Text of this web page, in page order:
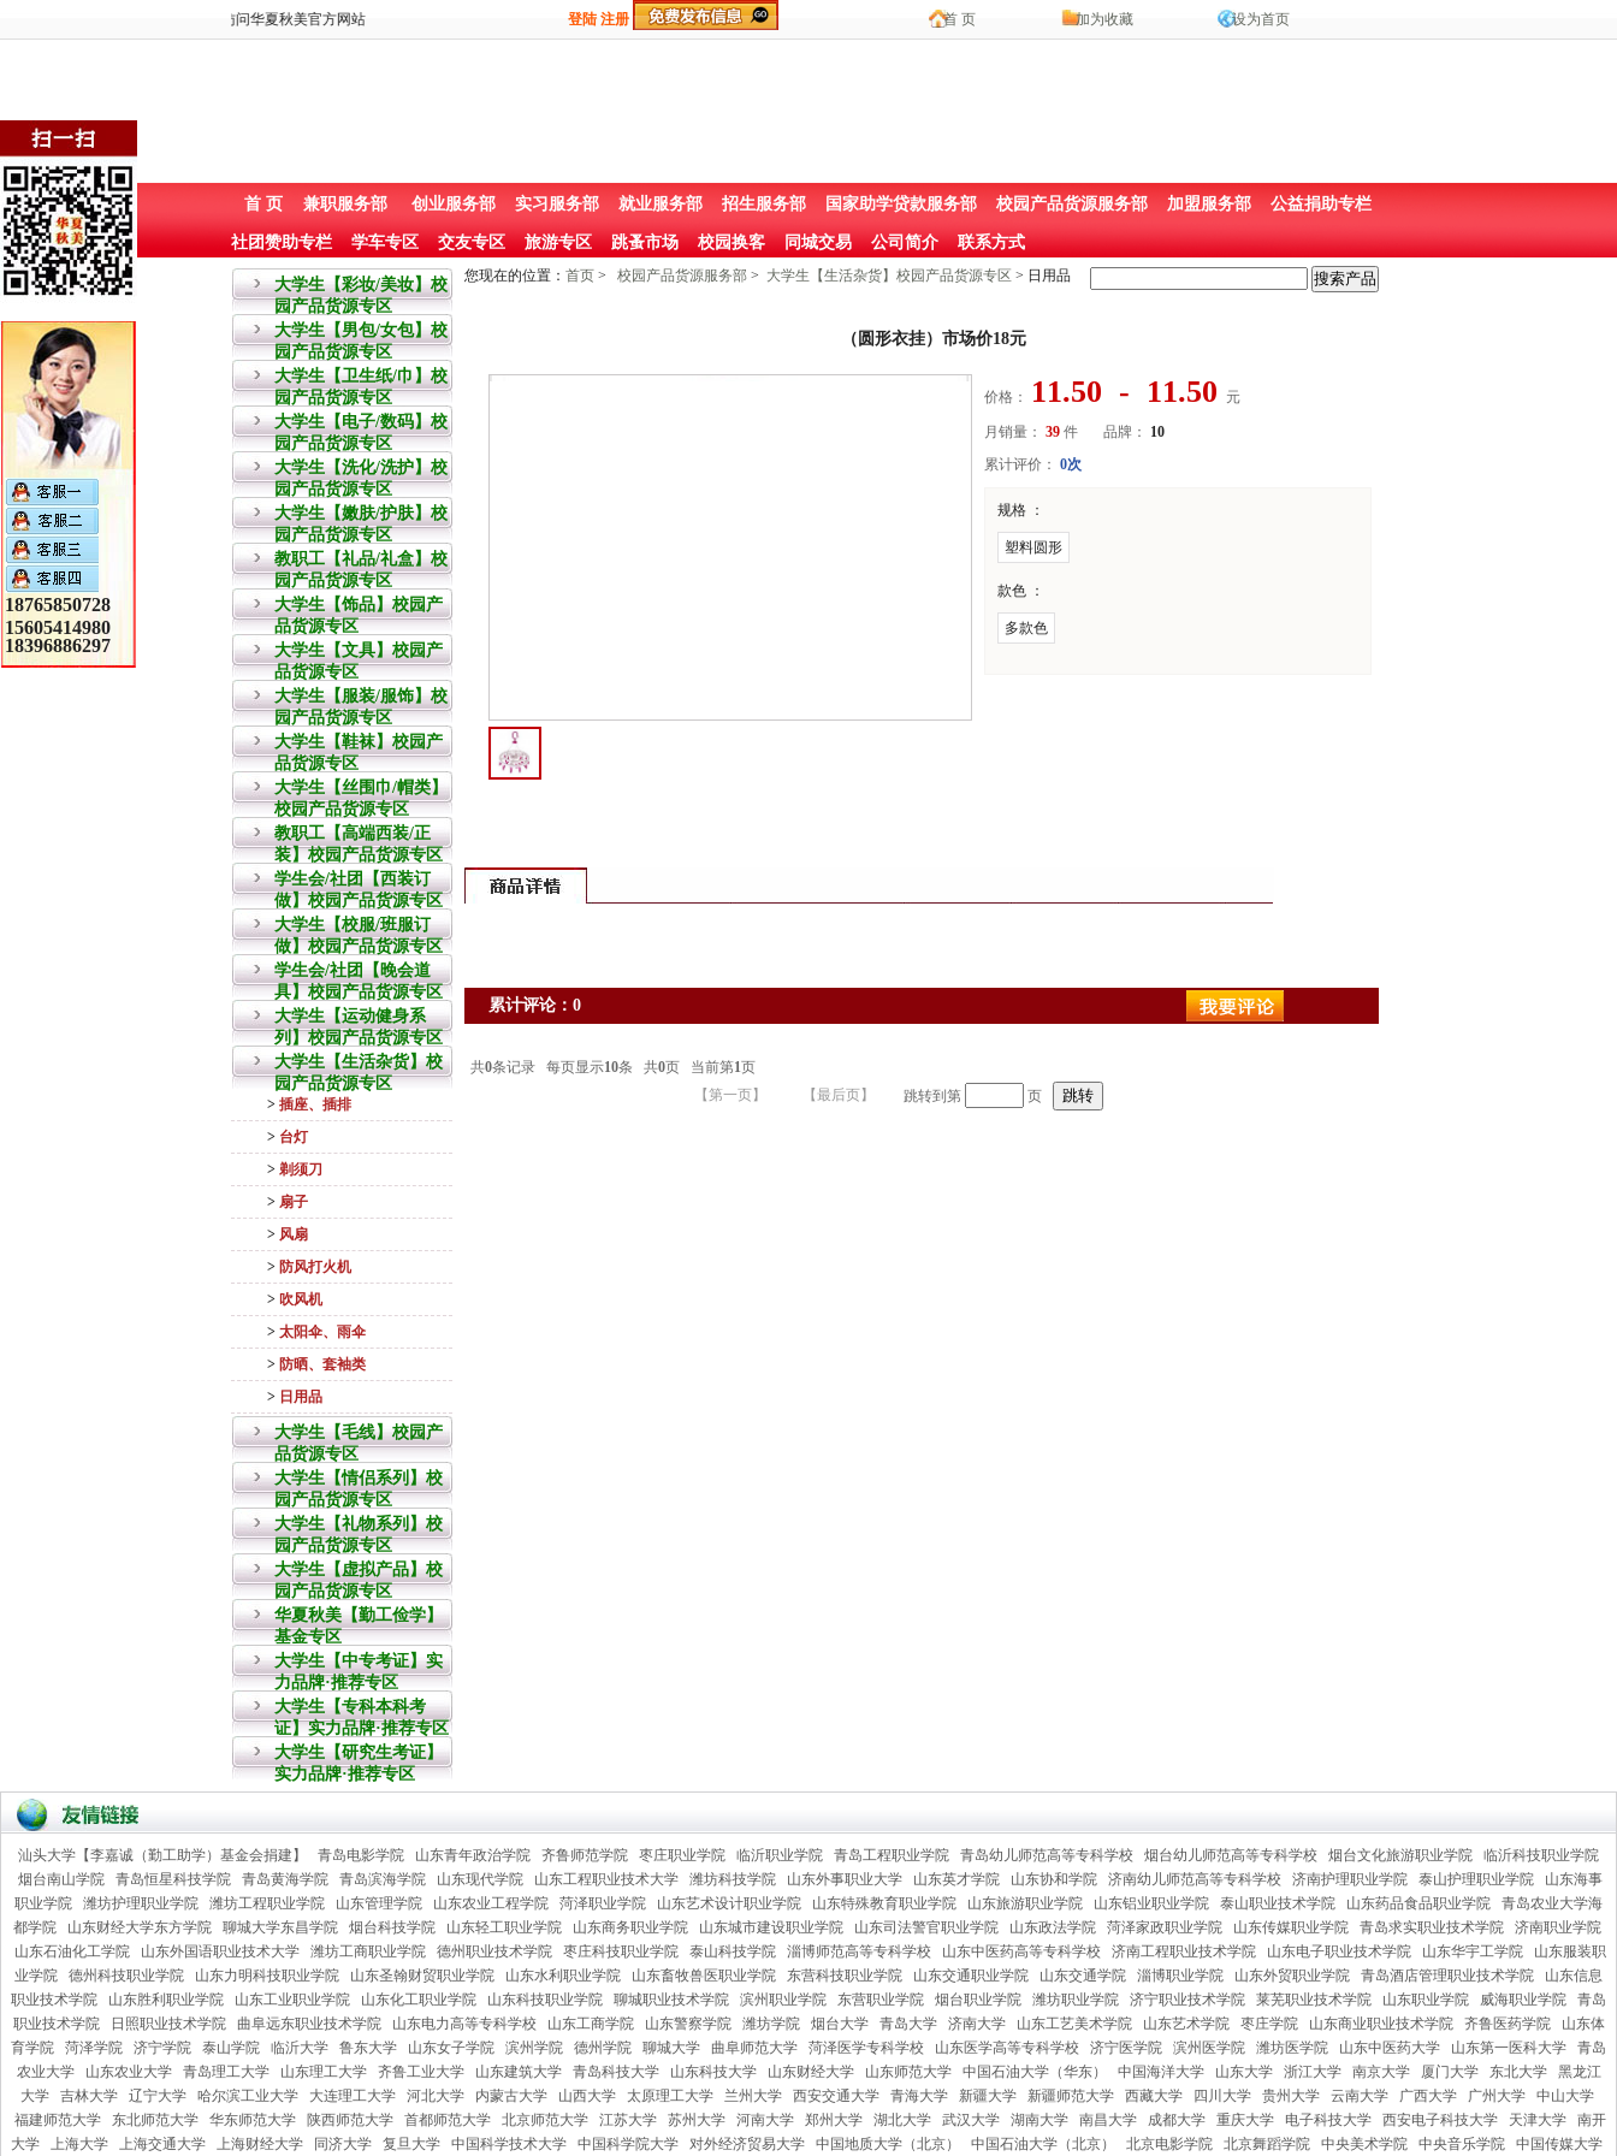
欢迎访问华夏秋美官方网站 登陆 注册 首 页 加为收藏 设为首页
首 页 兼职服务部 创业服务部 实习服务部 就业服务部 招生服务部 国家助学贷款服务部 校园产品货源服务部 加盟服务部 公益捐助专栏
社团赞助专栏 学车专区 交友专区 旅游专区 跳蚤市场 校园换客 同城交易 公司简介 联系方式
大学生【彩妆/美妆】校
园产品货源专区
大学生【男包/女包】校
园产品货源专区
大学生【卫生纸/巾】校
园产品货源专区
大学生【电子/数码】校
园产品货源专区
大学生【洗化/洗护】校
园产品货源专区
大学生【嫩肤/护肤】校
园产品货源专区
教职工【礼品/礼盒】校
园产品货源专区
大学生【饰品】校园产
品货源专区
大学生【文具】校园产
品货源专区
大学生【服装/服饰】校
园产品货源专区
大学生【鞋袜】校园产
品货源专区
大学生【丝围巾/帽类】
校园产品货源专区
教职工【高端西装/正
装】校园产品货源专区
学生会/社团【西装订
做】校园产品货源专区
大学生【校服/班服订
做】校园产品货源专区
学生会/社团【晚会道
具】校园产品货源专区
大学生【运动健身系
列】校园产品货源专区
大学生【生活杂货】校
园产品货源专区
> 插座、插排
> 台灯
> 剃须刀
> 扇子
> 风扇
> 防风打火机
> 吹风机
> 太阳伞、雨伞
> 防晒、套袖类
> 日用品
大学生【毛线】校园产
品货源专区
大学生【情侣系列】校
园产品货源专区
大学生【礼物系列】校
园产品货源专区
大学生【虚拟产品】校
园产品货源专区
华夏秋美【勤工俭学】
基金专区
大学生【中专考证】实
力品牌·推荐专区
大学生【专科本科考
证】实力品牌·推荐专区
大学生【研究生考证】
实力品牌·推荐专区
您现在的位置： 首页 > 校园产品货源服务部 > 大学生【生活杂货】校园产品货源专区 > 日用品
（圆形衣挂）市场价18元
价格： 11.50 - 11.50 元
月销量： 39 件 品牌：
10
累计评价： 0次
规格 ：
塑料圆形
款色 ：
多款色
累计评论：0
汕头大学【李嘉诚（勤工助学）基金会捐建】 青岛电影学院 山东青年政治学院 齐鲁师范学院 枣庄职业学院 临沂职业学院 青岛工程职业学院 青岛幼儿师范高等专科学校 烟台幼儿师范高等专科学校 烟台文化旅游职业学院
临沂科技职业学院
烟台南山学院
青岛恒星科技学院 青岛黄海学院 青岛滨海学院 山东现代学院 山东工程职业技术大学 潍坊科技学院 山东外事职业大学 山东英才学院 山东协和学院 济南幼儿师范高等专科学校 济南护理职业学院 泰山护理职业学院
山东海事
职业学院
潍坊护理职业学院 潍坊工程职业学院 山东管理学院 山东农业工程学院 菏泽职业学院 山东艺术设计职业学院 山东特殊教育职业学院 山东旅游职业学院 山东铝业职业学院 泰山职业技术学院 山东药品食品职业学院
青岛农业大学海
都学院
山东财经大学东方学院 聊城大学东昌学院 烟台科技学院 山东轻工职业学院 山东商务职业学院 山东城市建设职业学院 山东司法警官职业学院 山东政法学院 菏泽家政职业学院 山东传媒职业学院 青岛求实职业技术学院
济南职业学院
山东石油化工学院
山东外国语职业技术大学 潍坊工商职业学院 德州职业技术学院 枣庄科技职业学院 泰山科技学院 淄博师范高等专科学校 山东中医药高等专科学校 济南工程职业技术学院 山东电子职业技术学院 山东华宇工学院
山东服装职
业学院
德州科技职业学院 山东力明科技职业学院 山东圣翰财贸职业学院 山东水利职业学院 山东畜牧兽医职业学院 东营科技职业学院 山东交通职业学院 山东交通学院 淄博职业学院 山东外贸职业学院 青岛酒店管理职业技术学院
山东信息
职业技术学院
山东胜利职业学院 山东工业职业学院 山东化工职业学院 山东科技职业学院 聊城职业技术学院 滨州职业学院 东营职业学院 烟台职业学院 潍坊职业学院 济宁职业技术学院 莱芜职业技术学院 山东职业学院 威海职业学院
青岛
职业技术学院
日照职业技术学院 曲阜远东职业技术学院 山东电力高等专科学校 山东工商学院 山东警察学院 潍坊学院 烟台大学 青岛大学 济南大学 山东工艺美术学院 山东艺术学院 枣庄学院 山东商业职业技术学院 齐鲁医药学院
山东体
育学院
菏泽学院 济宁学院 泰山学院 临沂大学 鲁东大学 山东女子学院 滨州学院 德州学院 聊城大学 曲阜师范大学 菏泽医学专科学校 山东医学高等专科学校 济宁医学院 滨州医学院 潍坊医学院 山东中医药大学 山东第一医科大学
青岛
农业大学
山东农业大学 青岛理工大学 山东理工大学 齐鲁工业大学 山东建筑大学 青岛科技大学 山东科技大学 山东财经大学 山东师范大学 中国石油大学（华东） 中国海洋大学 山东大学 浙江大学 南京大学 厦门大学 东北大学
黑龙江
大学
吉林大学 辽宁大学 哈尔滨工业大学 大连理工大学 河北大学 内蒙古大学 山西大学 太原理工大学 兰州大学 西安交通大学 青海大学 新疆大学 新疆师范大学 西藏大学 四川大学 贵州大学 云南大学 广西大学 广州大学
中山大学
福建师范大学
东北师范大学 华东师范大学 陕西师范大学 首都师范大学 北京师范大学 江苏大学 苏州大学 河南大学 郑州大学 湖北大学 武汉大学 湖南大学 南昌大学 成都大学 重庆大学 电子科技大学 西安电子科技大学 天津大学
南开
大学
上海大学 上海交通大学 上海财经大学 同济大学 复旦大学 中国科学技术大学 中国科学院大学 对外经济贸易大学 中国地质大学（北京） 中国石油大学（北京） 北京电影学院 北京舞蹈学院 中央美术学院 中央音乐学院 中国传媒大学
18765850728
15605414980
18396886297